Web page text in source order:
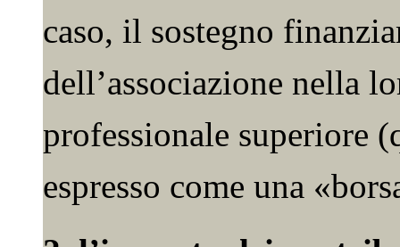
caso, il sostegno
dell’associazione nella
professionale superiore
espresso come una